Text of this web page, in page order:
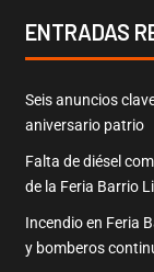
ENTRADAS
Seis anuncios
aniversario patrio
Falta de diésel
de la Feria Barrio
Incendio en Feria
y bomberos